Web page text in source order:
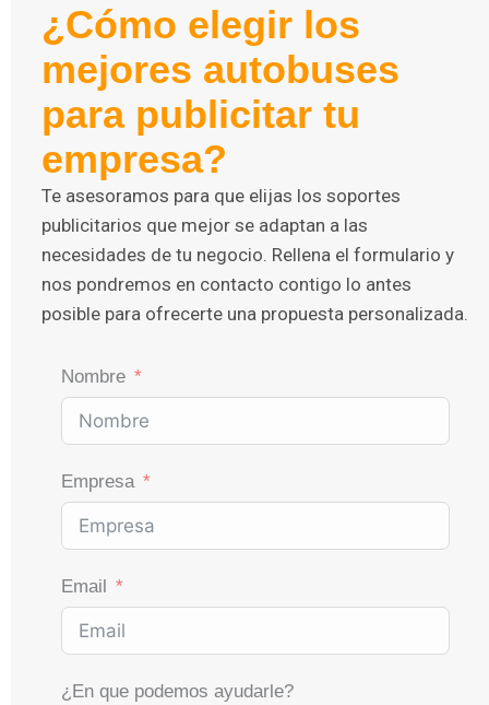
¿Cómo elegir los
mejores autobuses
para publicitar tu
empresa?
Te asesoramos para que elijas los soportes
publicitarios que mejor se adaptan a las
necesidades de tu negocio. Rellena el formulario y
nos pondremos en contacto contigo lo antes
posible para ofrecerte una propuesta personalizada.
Nombre
Empresa
Email
¿En que podemos ayudarle?